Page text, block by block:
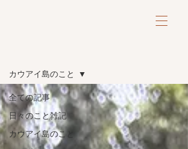
全ての記事
日々のこと雑記
カウアイ島のこと
カウアイ島のこと